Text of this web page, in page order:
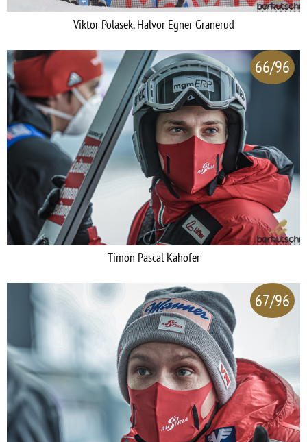
Viktor Polasek, Halvor Egner Granerud
66/96
Timon Pascal Kahofer
67/96